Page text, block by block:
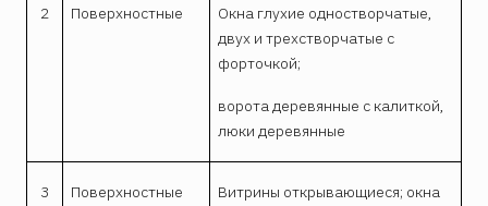
2 Поверхностные
Окна глухие одностворчатые,
двух и трех­створчатые с
форточкой;
ворота деревянные с калиткой,
люки деревянные
3
Поверхностные
Витрины открывающиеся; окна